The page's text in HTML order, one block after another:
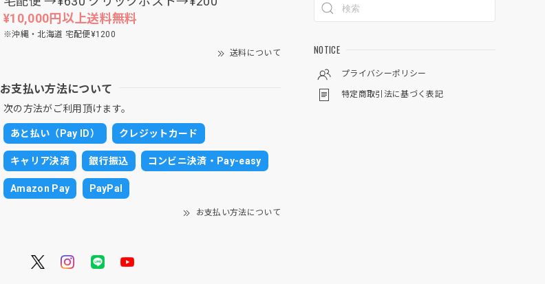
¥10,000円以上送料無料
※沖縄・北海道 宅配便¥1200
送料について
お支払い方法について
次の方法がご利用頂けます。
あと払い（Pay ID） クレジットカード
キャリア決済 銀行振込 コンビニ決済・Pay-easy
Amazon Pay PayPal
お支払い方法について
NOTICE
プライバシーポリシー
特定商取引法に基づく表記